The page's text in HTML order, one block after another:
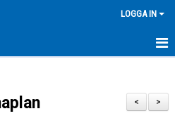
LOGGA IN
>
<